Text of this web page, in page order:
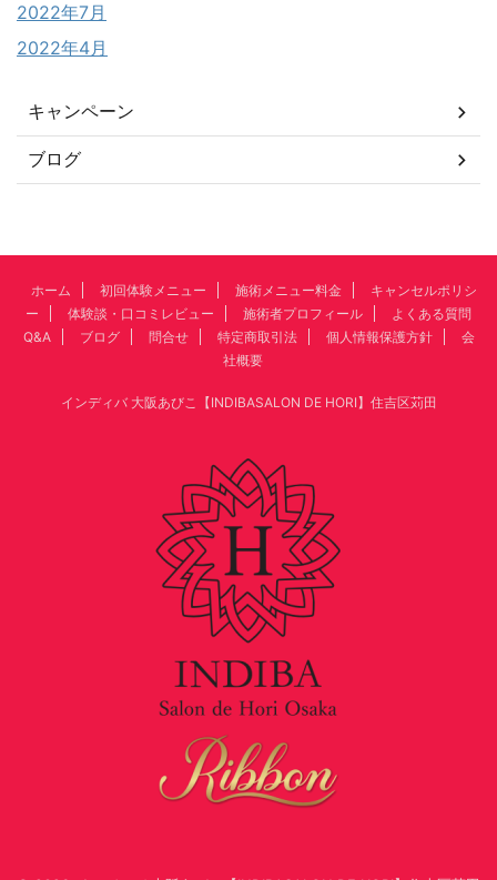
2022年7月
2022年4月
キャンペーン
ブログ
ホーム 初回体験メニュー 施術メニュー料金
キャンセルポリシ
ー
体験談・口コミレビュー 施術者プロフィール
よくある質問
Q&A
ブログ 問合せ 特定商取引法 個人情報保護方針
会
社概要
インディバ 大阪あびこ【INDIBASALON DE HORI】住吉区苅田